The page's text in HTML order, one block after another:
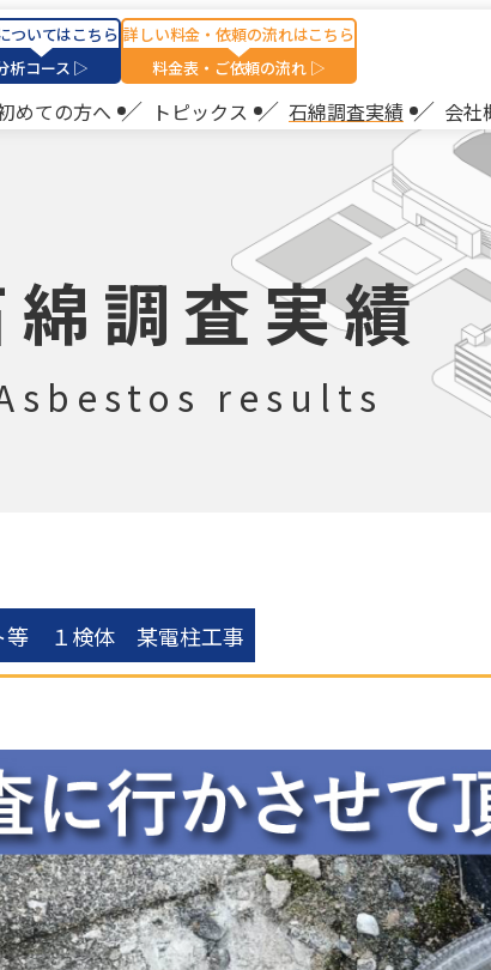
ついてはこちら
析コース ▷
詳しい料金・依頼の流れはこちら
料金表・ご依頼の流れ ▷
めての方へ トピックス 石綿調査実績 会社
綿調査実績
results
等 １検体 某電柱工事